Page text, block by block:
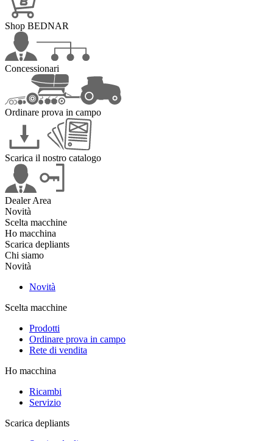
Shop BEDNAR
Concessionari
Ordinare prova in campo
Scarica il nostro catalogo
Dealer Area
Novità
Scelta macchine
Ho macchina
Scarica depliants
Chi siamo
Novità
Novità
Scelta macchine
Prodotti
Ordinare prova in campo
Rete di vendita
Ho macchina
Ricambi
Servizio
Scarica depliants